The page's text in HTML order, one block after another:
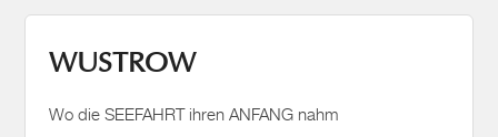
WUSTROW
Wo die SEEFAHRT ihren ANFANG nahm